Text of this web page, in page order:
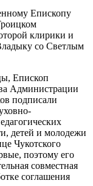
Епископу
клирики и
со Светлым
Епископ
Администрации
подписали
детей и молодежи
Чукотского
поэтому его
совместная
соглашения